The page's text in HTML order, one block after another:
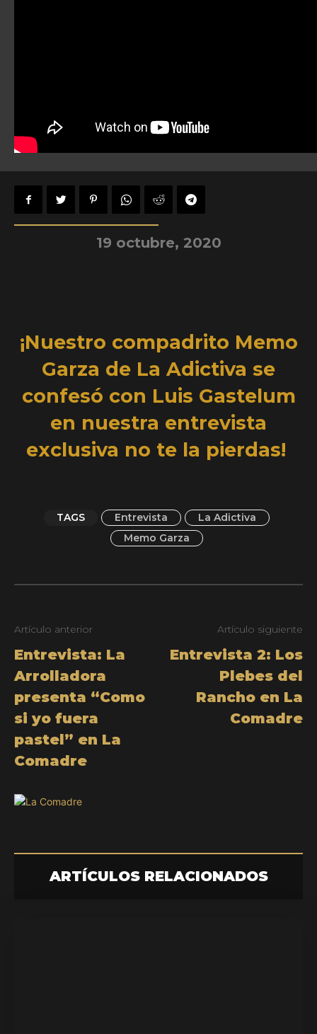
19 octubre, 2020
¡Nuestro compadrito Memo
Garza de La Adictiva se
confesó con Luis Gastelum
en nuestra entrevista
exclusiva no te la pierdas!
TAGS Entrevista
La Adictiva
Memo Garza
Artículo anterior
Entrevista: La
Arrolladora
presenta “Como
si yo fuera
pastel” en La
Comadre
Artículo siguiente
Entrevista 2: Los
Plebes del
Rancho en La
Comadre
ARTÍCULOS RELACIONADOS